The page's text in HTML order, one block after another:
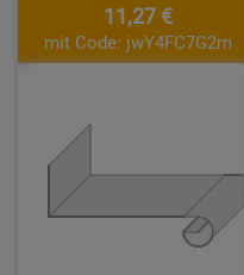
11,27 €
mit Code: jwY4FC7G2m